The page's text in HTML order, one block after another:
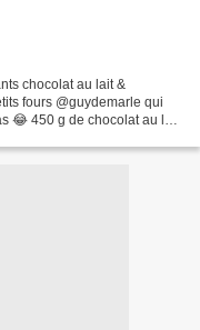
chocolat au lait &
fours @guydemarle qui
😂 450 g de chocolat au lait